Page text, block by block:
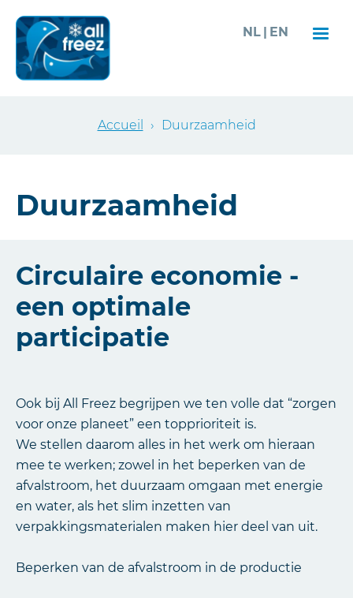
Aller
contenu
NL EN
Accueil › Duurzaamheid
Duurzaamheid
Circulaire economie -
een optimale
participatie
Ook bij All Freez begrijpen we ten volle dat “zorgen
voor onze planeet” een topprioriteit is.
We stellen daarom alles in het werk om hieraan
mee te werken; zowel in het beperken van de
afvalstroom, het duurzaam omgaan met energie
en water, als het slim inzetten van
verpakkingsmaterialen maken hier deel van uit.
Beperken van de afvalstroom in de productie